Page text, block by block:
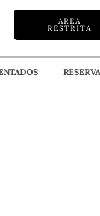
AREA
RESTRITA